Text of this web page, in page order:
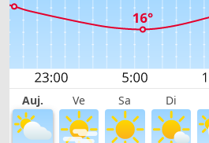
Auj. Ve Sa Di